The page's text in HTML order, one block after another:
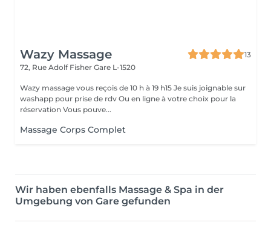
Wazy Massage
13
72, Rue Adolf Fisher Gare L-1520
Wazy massage vous reçois de 10 h à 19 h15 Je suis joignable sur
washapp pour prise de rdv Ou en ligne à votre choix pour la
réservation Vous pouve...
Massage Corps Complet
Wir haben ebenfalls Massage & Spa in der
Umgebung von Gare gefunden